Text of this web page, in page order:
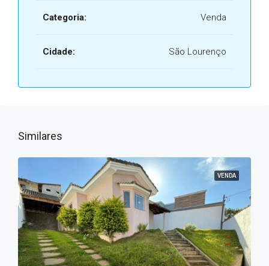
Categoria: Venda
Cidade: São Lourenço
Similares
VENDA